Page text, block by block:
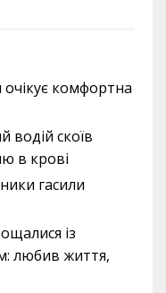
комфортна
водій скоїв
в крові
гасили
із
любив життя,